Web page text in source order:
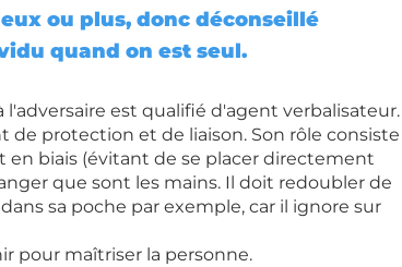
ou plus, donc déconseillé
quand on est seul.
est qualifié d'agent verbalisateur.
de protection et de liaison. Son rôle consiste
en biais (évitant de se placer directement
que sont les mains. Il doit redoubler de
sa poche par exemple, car il ignore sur
pour maîtriser la personne.